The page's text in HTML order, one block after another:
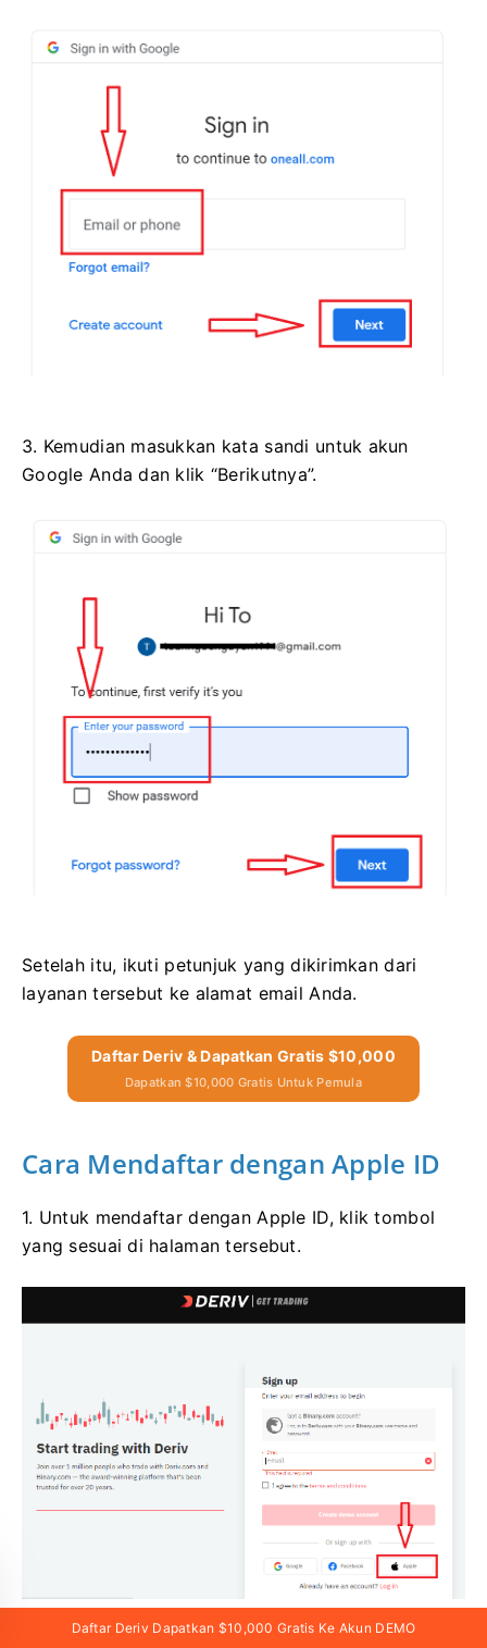
3. Kemudian masukkan kata sandi untuk akun
Google Anda dan klik “Berikutnya”.
Setelah itu, ikuti petunjuk yang dikirimkan dari
layanan tersebut ke alamat email Anda.
Daftar Deriv & Dapatkan Gratis $10,000
Dapatkan $10,000 Gratis Untuk Pemula
Cara Mendaftar dengan Apple ID
1. Untuk mendaftar dengan Apple ID, klik tombol
yang sesuai di halaman tersebut.
Daftar Deriv Dapatkan $10,000 Gratis Ke Akun DEMO